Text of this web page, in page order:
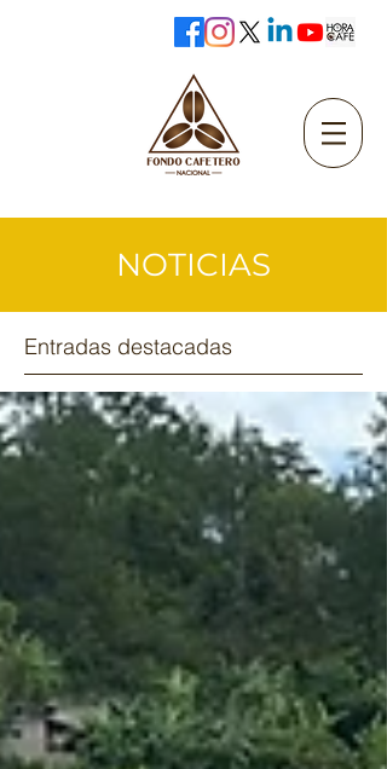
NOTICIAS
Entradas destacadas